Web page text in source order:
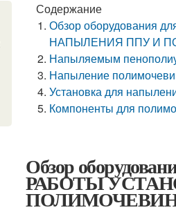
Содержание
Обзор оборудования
НАПЫЛЕНИЯ ППУ И
Напыляемым
Напыление
Установка для
Компоненты для
Обзор
РАБОТЫ